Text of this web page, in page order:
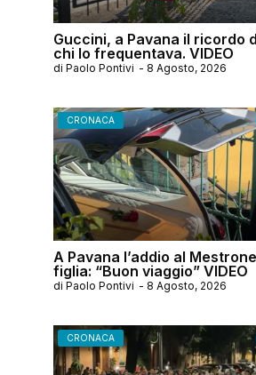
Guccini, a Pavana il ricordo
chi lo frequentava. VIDEO
di Paolo Pontivi - 8 Agosto, 2026
CRONACA
A Pavana l’addio al
figlia: “Buon viaggio” VIDEO
di Paolo Pontivi - 8 Agosto, 2026
CRONACA